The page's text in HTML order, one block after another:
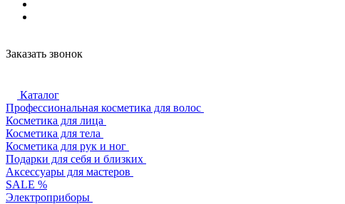
Заказать звонок
Каталог
Профессиональная косметика для волос
Косметика для лица
Косметика для тела
Косметика для рук и ног
Подарки для себя и близких
Аксессуары для мастеров
SALE %
Электроприборы